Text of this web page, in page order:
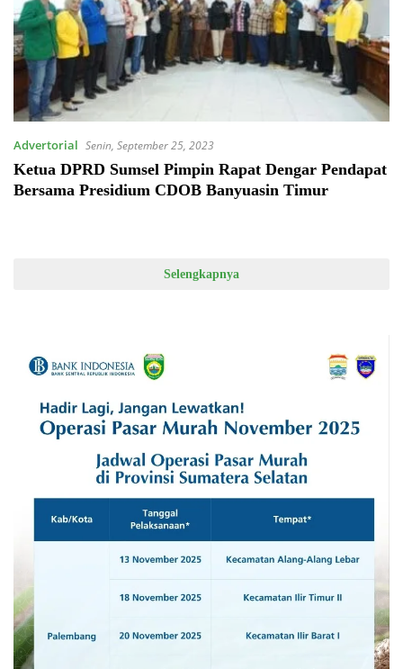
Advertorial Senin, September 25, 2023
Ketua DPRD Sumsel Pimpin Rapat Dengar Pendapat
Bersama Presidium CDOB Banyuasin Timur
Selengkapnya